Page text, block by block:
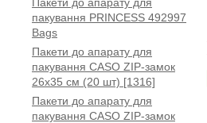
пакування PRINCESS 492997
Bags
Пакети до апарату для
пакування CASO ZIP-замок
26x35 см (20 шт) [1316]
Пакети до апарату для
пакування CASO ZIP-замок